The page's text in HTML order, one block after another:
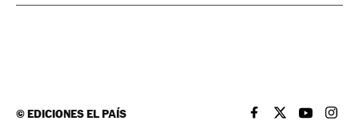
©EDICIONES EL PAÍS EL PAÍS BRASIL EN
EL PAÍSEL PAÍS
EL